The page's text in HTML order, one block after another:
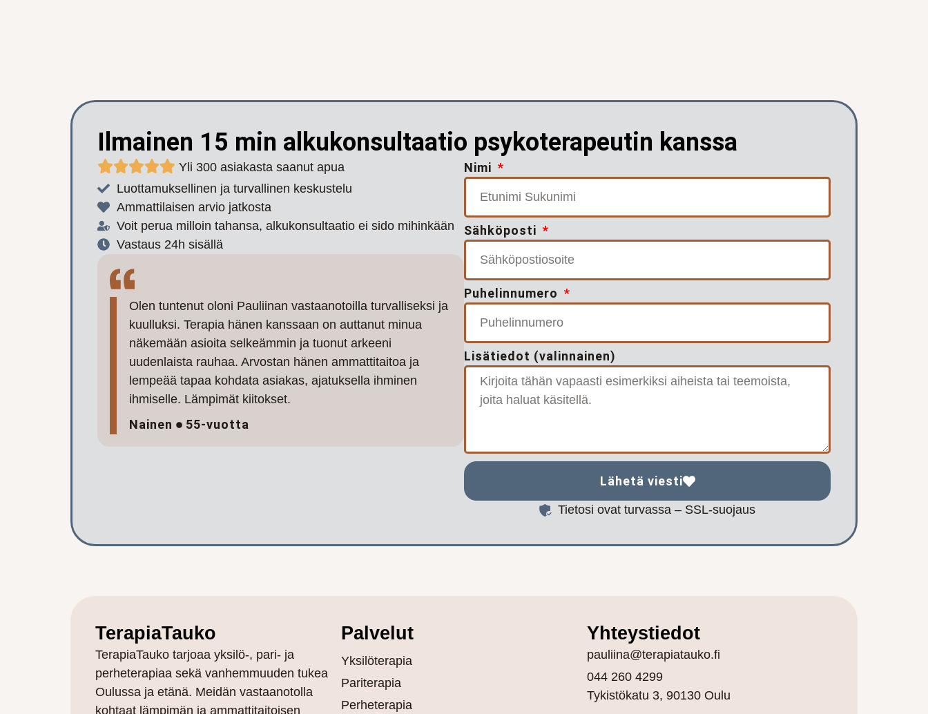
Ilmainen 15 min alkukonsultaatio psykoterapeutin kanssa
Yli 300 asiakasta saanut apua
Luottamuksellinen ja turvallinen keskustelu
Ammattilaisen arvio jatkosta
Voit perua milloin tahansa, alkukonsultaatio ei sido mihinkään
Vastaus 24h sisällä
Olen tuntenut oloni Pauliinan vastaanotoilla turvalliseksi ja
kuulluksi. Terapia hänen kanssaan on auttanut minua
näkemään asioita selkeämmin ja tuonut arkeeni
uudenlaista rauhaa. Arvostan hänen ammattitaitoa ja
lempeää tapaa kohdata asiakas, ajatuksella ihminen
ihmiselle. Lämpimät kiitokset.
Nainen 55-vuotta
Nimi
Sähköposti
Puhelinnumero
Lisätiedot (valinnainen)
Lähetä viesti
Tietosi ovat turvassa – SSL-suojaus
TerapiaTauko
TerapiaTauko tarjoaa yksilö-, pari- ja
perheterapiaa sekä vanhemmuuden tukea
Oulussa ja etänä. Meidän vastaanotolla
kohtaat lämpimän ja ammattitaitoisen
Palvelut
Yksilöterapia
Pariterapia
Perheterapia
Yhteystiedot
pauliina@terapiatauko.fi
044 260 4299
Tykistökatu 3, 90130 Oulu